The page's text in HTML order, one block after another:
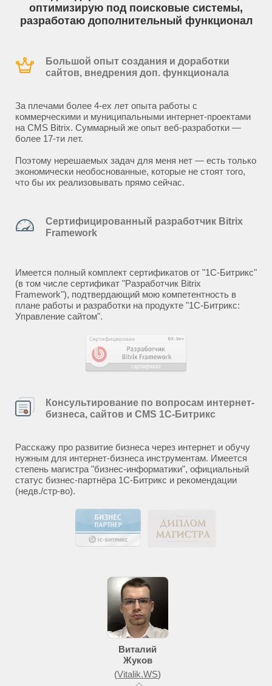
оптимизирую под поисковые системы,
разработаю дополнительный функционал
Большой опыт создания и доработки
сайтов, внедрения доп. функционала
За плечами более 4-ех лет опыта работы с
коммерческими и муниципальными интернет-проектами
на CMS Bitrix. Суммарный же опыт веб-разработки —
более 17-ти лет.
Поэтому нерешаемых задач для меня нет — есть только
экономически необоснованные, которые не стоят того,
что бы их реализовывать прямо сейчас.
Сертифицированный разработчик Bitrix
Framework
Имеется полный комплект сертификатов от "1С-Битрикс"
(в том числе сертификат "Разработчик Bitrix
Framework"), подтвердающий мою компетентность в
плане работы и разработки на продукте "1С-Битрикс:
Управление сайтом".
Консультирование по вопросам интернет-
бизнеса, сайтов и CMS 1С-Битрикс
Расскажу про развитие бизнеса через интернет и обучу
нужным для интернет-бизнеса инструментам. Имеется
степень магистра "бизнес-информатики", официальный
статус бизнес-партнёра 1С-Битрикс и рекомендации
(недв./стр-во).
Виталий
Жуков
(Vitalik.WS)